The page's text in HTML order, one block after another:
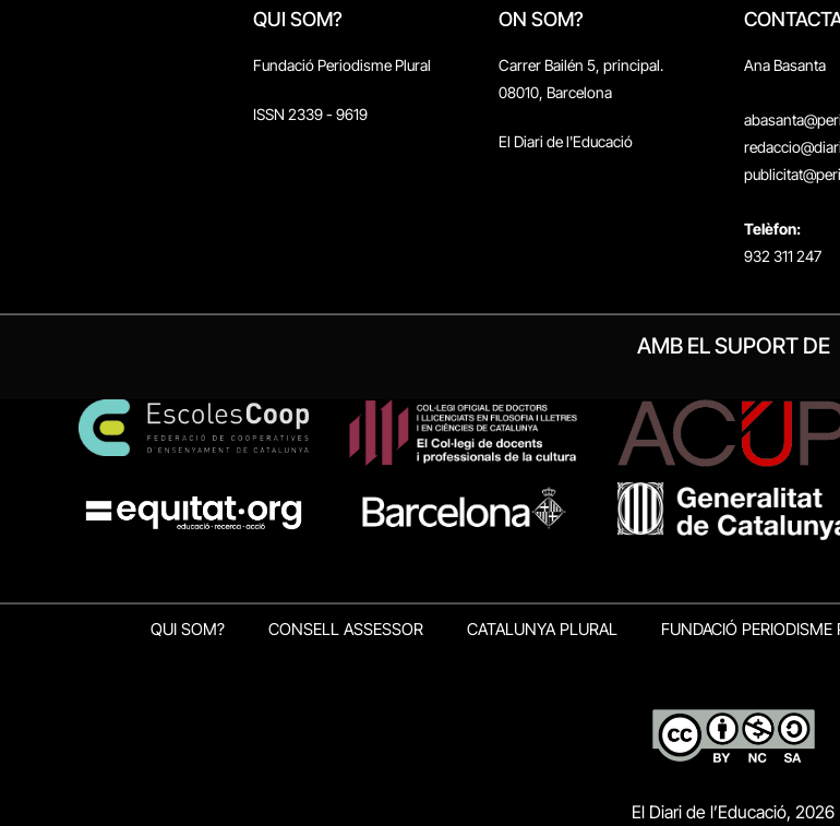
QUI SOM?
Fundació Periodisme Plural
ISSN 2339 - 9619
ON SOM?
Carrer Bailén 5, principal.
08010, Barcelona
El Diari de l'Educació
Ana Basanta
Telèfon:
932 311 247
AMB EL SUPORT DE
QUI SOM? CONSELL ASSESSOR CATALUNYA PLURAL FUNDACIÓ PERIODISME
El Diari de l’Educació, 2026